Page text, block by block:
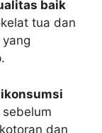
baik
tua dan
dan